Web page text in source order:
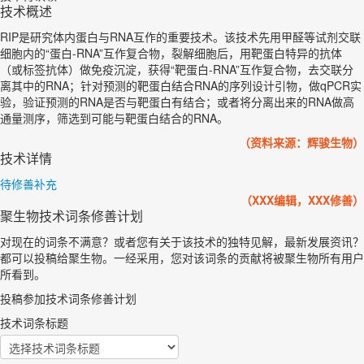
技术概述
RIP是研究体内蛋白与RNA互作的重要技术。该技术先用甲醛等试剂交联
细胞内的“蛋白-RNA”互作复合物，裂解细胞后，用靶蛋白特异的抗体
（或标签抗体）做免疫沉淀，获得“靶蛋白-RNA”互作复合物，去交联分
离其中的RNA；针对预测的靶蛋白结合RNA的序列设计引物，做qPCR实
验，验证预测的RNA是否与靶蛋白有结合；或者将分离出来的RNA做高
通量测序，筛选到可能与靶蛋白结合的RNA。
（资料来源：辉骏生物）
技术详情
待修善补充
（XXX编辑，XXX修善）
聚生物技术词条修善计划
对现在的词条不满意？或者您有关于该技术的独特见解，最新发展资讯？
都可以投稿给聚生物。一经采用，您对该词条的贡献将被聚生物所有用户
所看到。
投稿参加技术词条修善计划
技术词条标题